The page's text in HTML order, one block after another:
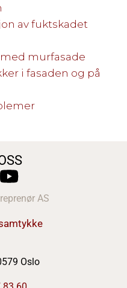
av fuktskadet
murfasade
i fasaden og på
AS
Oslo